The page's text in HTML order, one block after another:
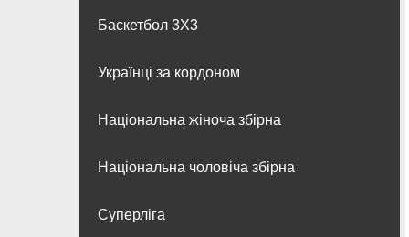
Баскетбол 3Х3
Українці за кордоном
Національна жіноча збірна
Національна чоловіча збірна
Суперліга